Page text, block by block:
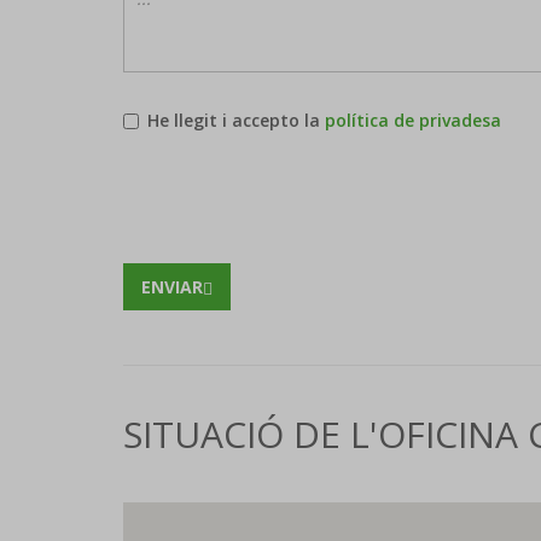
He llegit i accepto la política de privadesa
ENVIAR
SITUACIÓ DE L'OFICINA